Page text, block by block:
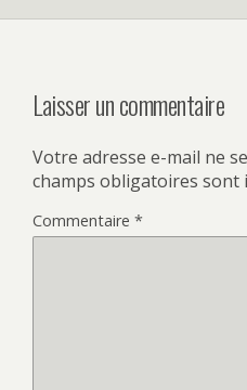
Laisser un commentaire
Votre adresse e-mail ne
champs obligatoires sont
Commentaire *